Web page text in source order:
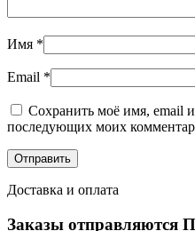
Имя *
Email *
Сохранить моё имя, email и
последующих моих
Доставка и оплата
Заказы отправляются